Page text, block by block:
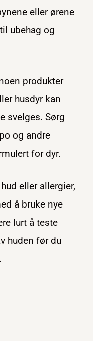
eller ørene
ubehag og
produkter
husdyr kan
svelges. Sørg
og andre
for dyr.
eller allergier,
å bruke nye
lurt å teste
huden før du